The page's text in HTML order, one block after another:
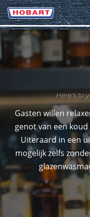
Here's to
Gasten willen
genot van een
Uiteraard in een
mogelijk zelfs